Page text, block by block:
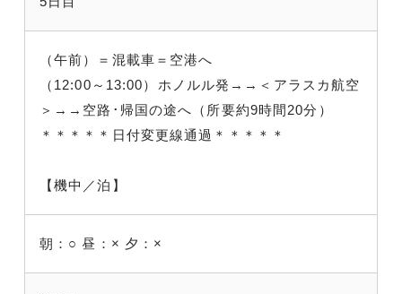
（午前）＝混載車＝空港へ
（12:00～13:00）ホノルル発→→＜アラスカ航空
＞→→空路･帰国の途へ（所要約9時間20分）
＊＊＊＊＊日付変更線通過＊＊＊＊＊
【機中／泊】
朝：○ 昼：× 夕：×